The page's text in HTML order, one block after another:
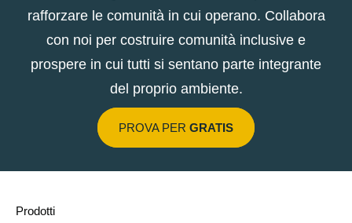
rafforzare le comunità in cui operano. Collabora
con noi per costruire comunità inclusive e
prospere in cui tutti si sentano parte integrante
del proprio ambiente.
PROVA PER GRATIS
Prodotti